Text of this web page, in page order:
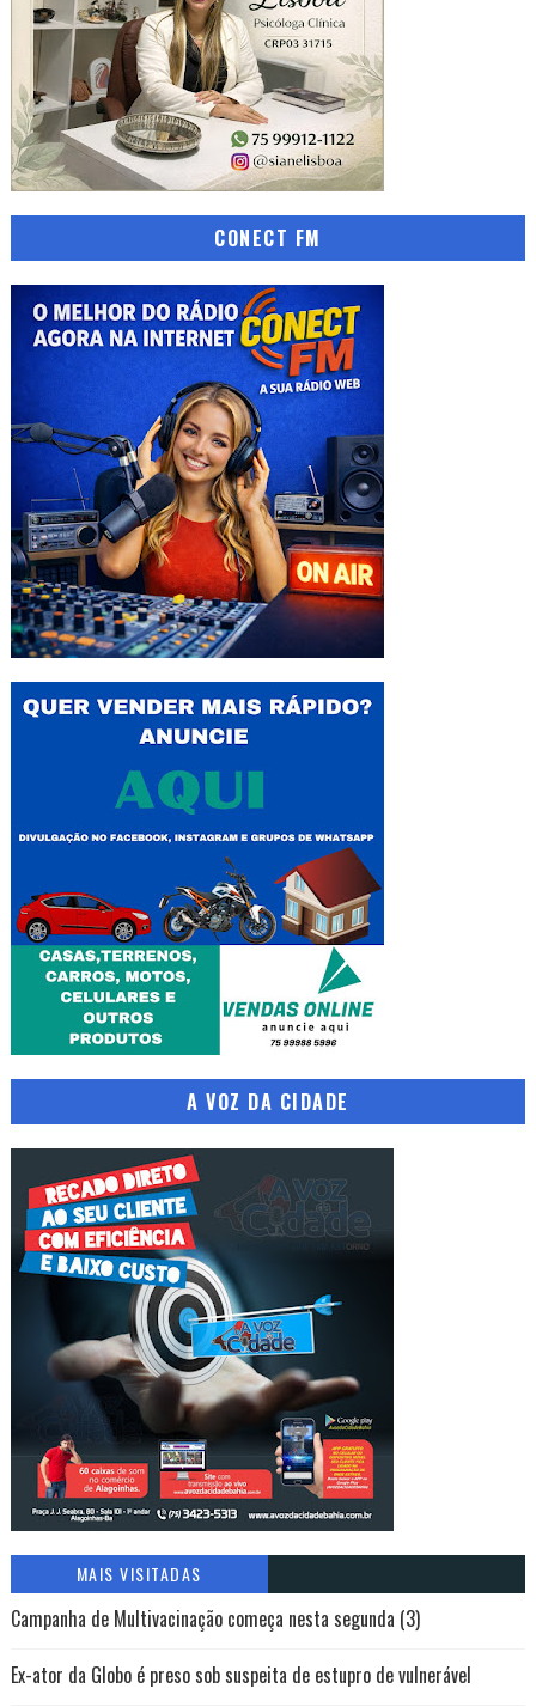
CONECT FM
A VOZ DA CIDADE
MAIS VISITADAS
Campanha de Multivacinação começa nesta segunda (3)
Ex-ator da Globo é preso sob suspeita de estupro de vulnerável